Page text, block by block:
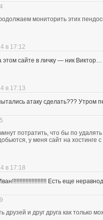
мониторить этих
в 17:12
сайте в личку — ник Виктор…
в 17:13
атаку сделать??? Утром
потратить, что бы по
у меня сайт на хостинге
в 17:18
Есть еще
друзей и друг друга как только